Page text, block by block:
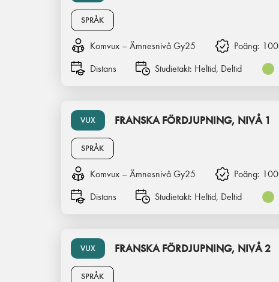
SPRÅK
Komvux – Ämnesnivå Gy25 Poäng: 100
Distans
Studietakt: Heltid, Deltid
VUX FRANSKA FÖRDJUPNING, NIVÅ 1
SPRÅK
Komvux – Ämnesnivå Gy25 Poäng: 100
Distans
Studietakt: Heltid, Deltid
VUX FRANSKA FÖRDJUPNING, NIVÅ 2
SPRÅK